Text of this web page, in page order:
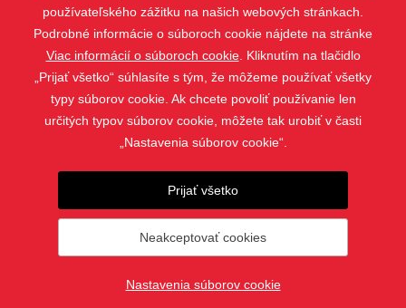
ISOTRA
KONTAKT
vytvorilwebProgress
používateľského zážitku na našich webových stránkach.
Podrobné informácie o súboroch cookie nájdete na stránke
Viac informácií o súboroch cookie. Kliknutím na tlačidlo
„Prijať všetko“ súhlasíte s tým, že môžeme používať všetky
typy súborov cookie. Ak chcete povoliť používanie len
určitých typov súborov cookie, môžete tak urobiť v časti
„Nastavenia súborov cookie“.
Prijať všetko
Neakceptovať cookies
Nastavenia súborov cookie